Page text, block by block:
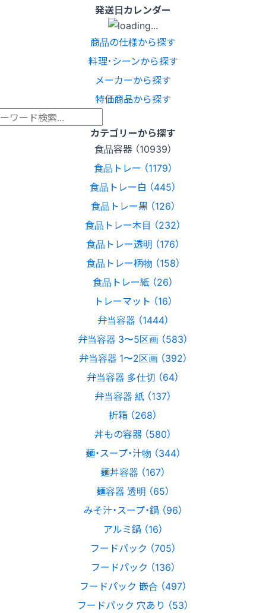
発送日カレンダー
商品の仕様から探す
料理･シーンから探す
メーカーから探す
特価商品から探す
カテゴリーから探す
食品容器 （10939）
食品トレー （1179）
食品トレー白 （445）
食品トレー黒 （126）
食品トレー木目 （232）
食品トレー透明 （176）
食品トレー柄物 （158）
食品トレー紙 （26）
トレーマット （16）
弁当容器 （1444）
弁当容器 3〜5区画 （583）
弁当容器 1〜2区画 （392）
弁当容器 多仕切 （64）
弁当容器 紙 （137）
折箱 （268）
丼もの容器 （580）
麺・スープ・汁物 （344）
麺丼容器 （167）
麺容器 透明 （65）
みそ汁・スープ・鍋 （96）
アルミ鍋 （16）
フードパック （705）
フードパック （136）
フードパック 嵌合 （497）
フードパック 穴あり （53）